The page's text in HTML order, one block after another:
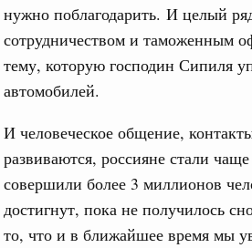
нужно поблагодарить. И целый
сотрудничеством и таможенным
тему, которую господин Сипиля
автомобилей.
И человеческое общение,
развиваются, россияне стали
совершили более 3 миллионов
достигнут, пока не получилось
то, что и в ближайшее время мы